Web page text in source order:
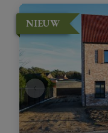
NIEUW